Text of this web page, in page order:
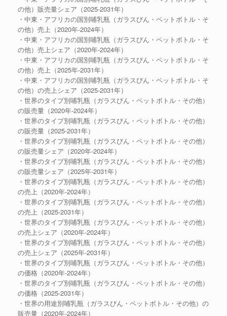
の他）販売量シェア（2025-2031年）
・中東・アフリカの国別哺乳瓶（ガラスびん・ペットボトル・そ
の他）売上（2020年-2024年）
・中東・アフリカの国別哺乳瓶（ガラスびん・ペットボトル・そ
の他）売上シェア（2020年-2024年）
・中東・アフリカの国別哺乳瓶（ガラスびん・ペットボトル・そ
の他）売上（2025年-2031年）
・中東・アフリカの国別哺乳瓶（ガラスびん・ペットボトル・そ
の他）の売上シェア（2025-2031年）
・世界のタイプ別哺乳瓶（ガラスびん・ペットボトル・その他）
の販売量（2020年-2024年）
・世界のタイプ別哺乳瓶（ガラスびん・ペットボトル・その他）
の販売量（2025-2031年）
・世界のタイプ別哺乳瓶（ガラスびん・ペットボトル・その他）
の販売量シェア（2020年-2024年）
・世界のタイプ別哺乳瓶（ガラスびん・ペットボトル・その他）
の販売量シェア（2025年-2031年）
・世界のタイプ別哺乳瓶（ガラスびん・ペットボトル・その他）
の売上（2020年-2024年）
・世界のタイプ別哺乳瓶（ガラスびん・ペットボトル・その他）
の売上（2025-2031年）
・世界のタイプ別哺乳瓶（ガラスびん・ペットボトル・その他）
の売上シェア（2020年-2024年）
・世界のタイプ別哺乳瓶（ガラスびん・ペットボトル・その他）
の売上シェア（2025年-2031年）
・世界のタイプ別哺乳瓶（ガラスびん・ペットボトル・その他）
の価格（2020年-2024年）
・世界のタイプ別哺乳瓶（ガラスびん・ペットボトル・その他）
の価格（2025-2031年）
・世界の用途別哺乳瓶（ガラスびん・ペットボトル・その他）の
販売量（2020年-2024年）